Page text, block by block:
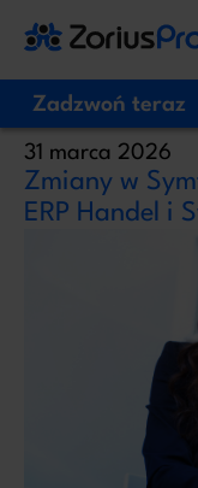
Zostaw
Administratorem
podane w formularzu
kontaktu w związku z jej
RODO, gdy Twoje
ust. 1 lit. f RODO, gdy
zasadach
Zadzwoń teraz
31 marca 2026
Zmiany w
ERP Handel i